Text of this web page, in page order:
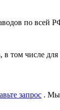
по всей
том числе для
запрос . Мы